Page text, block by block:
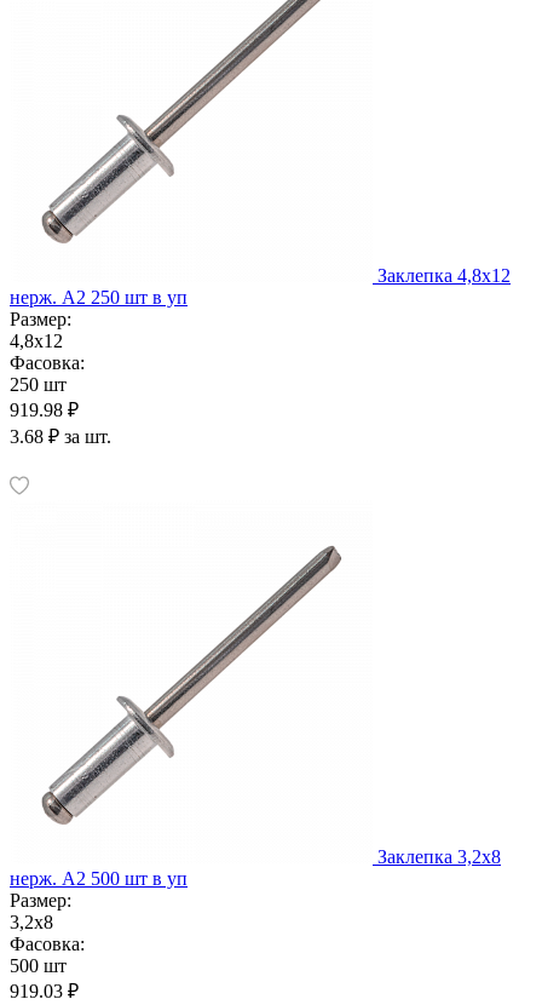
Заклепка 4,8х12
нерж. А2 250 шт в уп
Размер:
4,8х12
Фасовка:
250 шт
919.98 ₽
3.68 ₽ за шт.
Заклепка 3,2х8
нерж. А2 500 шт в уп
Размер:
3,2х8
Фасовка:
500 шт
919.03 ₽